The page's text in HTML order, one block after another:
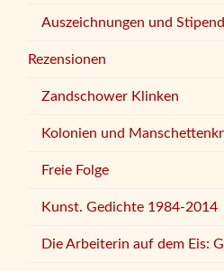
Auszeichnungen und
Rezensionen
Zandschower Klinken
Kolonien und
Freie Folge
Kunst. Gedichte 1984-2014
Die Arbeiterin auf dem Eis: